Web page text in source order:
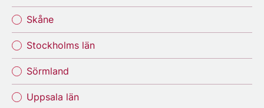
Skåne
Stockholms län
Sörmland
Uppsala län